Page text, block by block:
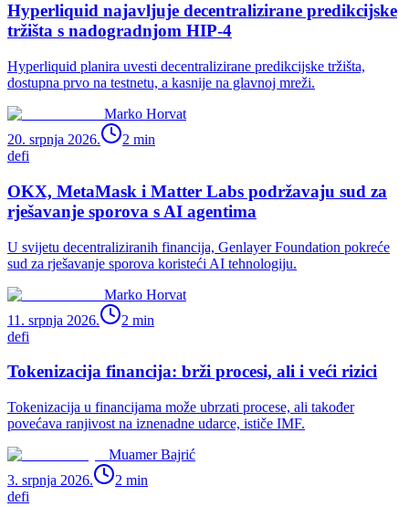
Hyperliquid najavljuje decentralizirane predikcijske
tržišta s nadogradnjom HIP-4
Hyperliquid planira uvesti decentralizirane predikcijske tržišta,
dostupna prvo na testnetu, a kasnije na glavnoj mreži.
Marko Horvat
20. srpnja 2026.
2 min
defi
OKX, MetaMask i Matter Labs podržavaju sud za
rješavanje sporova s AI agentima
U svijetu decentraliziranih financija, Genlayer Foundation pokreće
sud za rješavanje sporova koristeći AI tehnologiju.
Marko Horvat
11. srpnja 2026.
2 min
defi
Tokenizacija financija: brži procesi, ali i veći rizici
Tokenizacija u financijama može ubrzati procese, ali također
povećava ranjivost na iznenadne udarce, ističe IMF.
Muamer Bajrić
3. srpnja 2026.
2 min
defi